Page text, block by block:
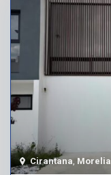
Cirantana, Morelia